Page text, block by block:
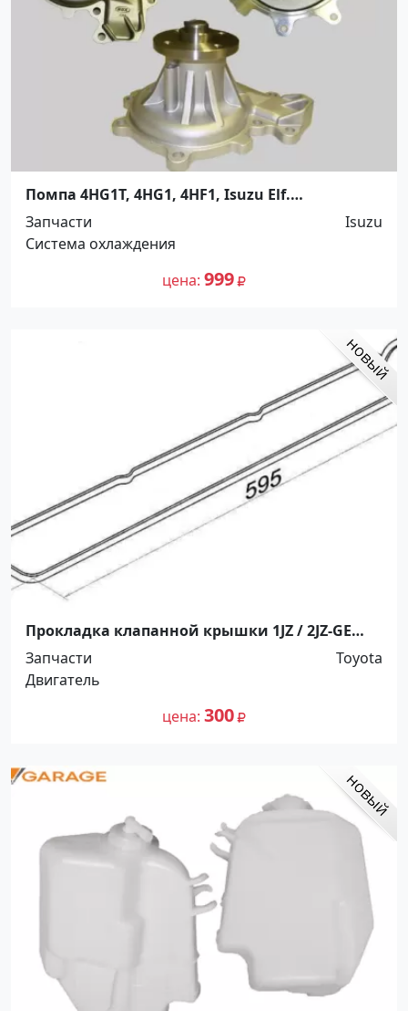
Помпа 4HG1T, 4HG1, 4HF1, Isuzu Elf.
Распродажа! До -100%! Краснодар
Запчасти
Isuzu
Система охлаждения
цена 999
Прокладка клапанной крышки 1JZ / 2JZ-GE
Краснодар
Запчасти
Toyota
Двигатель
цена 300